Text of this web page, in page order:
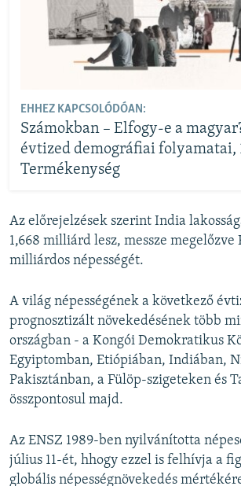
EHHEZ KAPCSOLÓDÓAN:
Számokban – Elfogy-e a
évtized demográfiai folyamatai,
Termékenység
Az előrejelzések szerint India
1,668 milliárd lesz, messze megelőzve
milliárdos népességét.
A világ népességének a következő
prognosztizált növekedésének több
országban - a Kongói Demokratikus
Egyiptomban, Etiópiában, Indiában,
Pakisztánban, a Fülöp-szigeteken és
összpontosul majd.
Az ENSZ 1989-ben nyilvánította
július 11-ét, hhogy ezzel is felhívja a
globális népességnövekedés